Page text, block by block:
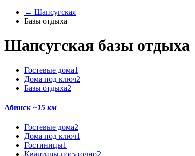
← Шапсугская
Базы отдыха
Шапсугская базы отдыха
Гостевые дома1
Дома под ключ2
Базы отдыха2
Абинск ~15 км
Гостевые дома2
Дома под ключ1
Гостиницы1